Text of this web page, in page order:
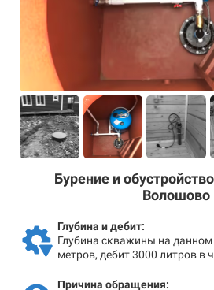
Бурение и
Волошово
Глубина и дебит:
Глубина скважины на данном
метров, дебит 3000 литров в
Причина обращения: